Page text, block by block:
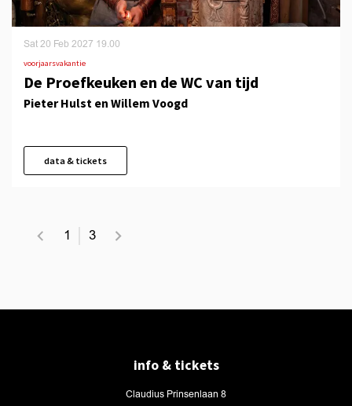
De Proefkeuken en de WC van tijd
Pieter Hulst en Willem Voogd
voorjaarsvakantie
Sat 20 Feb 2027 19.00
data & tickets
1 3
info & tickets
Claudius Prinsenlaan 8